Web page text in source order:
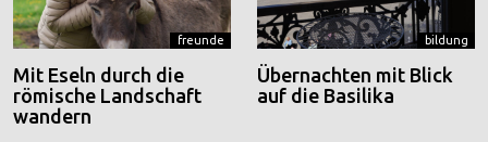
freunde
Mit Eseln durch die
römische Landschaft
wandern
bildung
Übernachten mit Blick
auf die Basilika